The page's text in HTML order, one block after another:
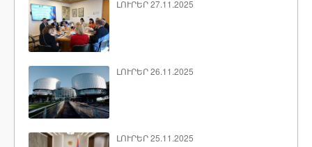
ԼՈՒՐԵՐ 27.11.2025
ԼՈՒՐԵՐ 26.11.2025
ԼՈՒՐԵՐ 25.11.2025